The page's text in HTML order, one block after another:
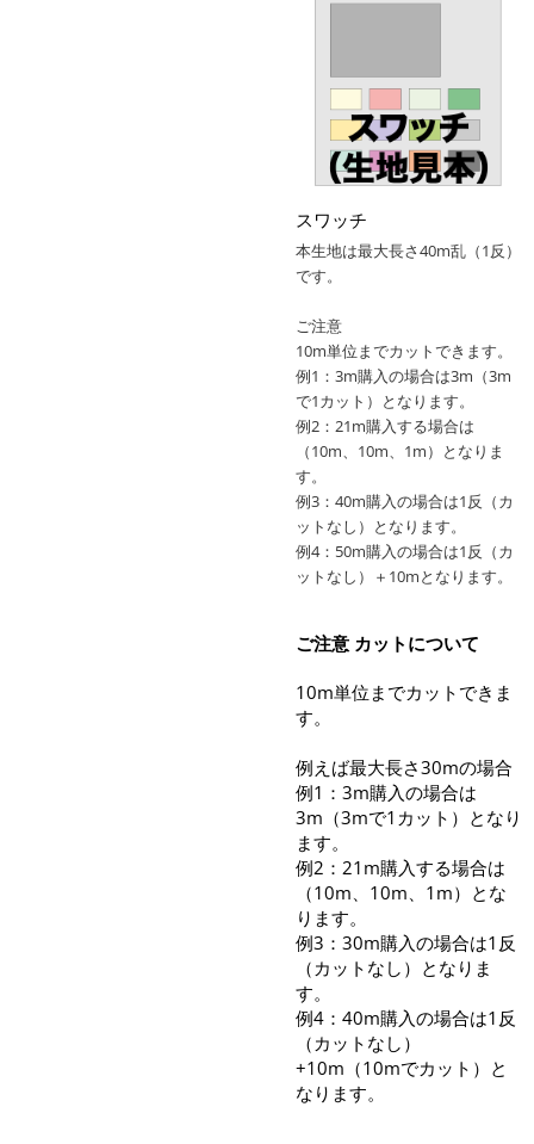
スワッチ
本生地は最大長さ40m乱（1反）
です。
ご注意
10m単位までカットできます。
例1：3m購入の場合は3m（3m
で1カット）となります。
例2：21m購入する場合は
（10m、10m、1m）となりま
す。
例3：40m購入の場合は1反（カ
ットなし）となります。
例4：50m購入の場合は1反（カ
ットなし）＋10mとなります。
ご注意 カットについて
10m単位までカットできま
す。
例えば最大長さ30mの場合
例1：3m購入の場合は
3m（3mで1カット）となり
ます。
例2：21m購入する場合は
（10m、10m、1m）とな
ります。
例3：30m購入の場合は1反
（カットなし）となりま
す。
例4：40m購入の場合は1反
（カットなし）
+10m（10mでカット）と
なります。